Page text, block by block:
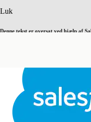
Luk
Denne tekst er oversat ved hjælp af
Luk